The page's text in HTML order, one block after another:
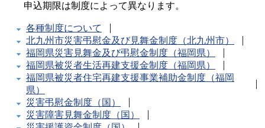
申込期限は制度によって異なります。
各種制度について
北九州市災害弔慰金及び見舞金制度（北九州市）
福岡県災害見舞金及び弔慰金制度（福岡県）
福岡県被災者生活再建支援金制度（福岡県）
福岡県被災者住宅再建支援事業補助金制度（福岡
県）
災害弔慰金制度（国）
災害障害見舞金制度（国）